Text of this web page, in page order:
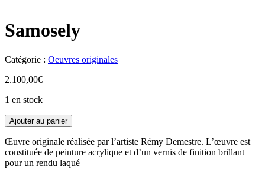
Samosely
Catégorie : Oeuvres originales
2.100,00€
1 en stock
Ajouter au panier
Œuvre originale réalisée par l’artiste Rémy Demestre. L’œuvre est
constituée de peinture acrylique et d’un vernis de finition brillant
pour un rendu laqué